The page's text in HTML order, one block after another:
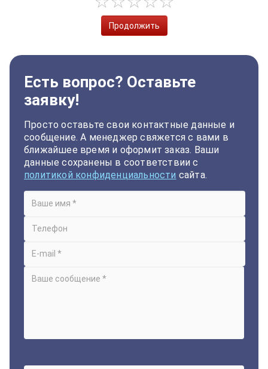
Продолжить
Есть вопрос? Оставьте
заявку!
Просто оставьте свои контактные данные и
сообщение. А менеджер свяжется с вами в
ближайшее время и оформит заказ. Ваши
данные сохранены в соответствии с
политикой конфиденциальности сайта.